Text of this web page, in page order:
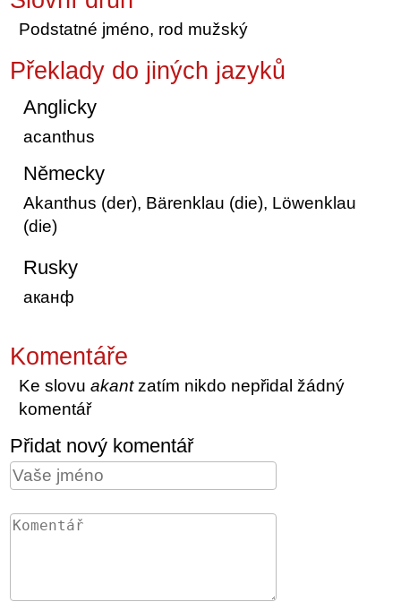
Podstatné jméno, rod mužský
Překlady do jiných jazyků
Anglicky
acanthus
Německy
Akanthus (der), Bärenklau (die), Löwenklau
(die)
Rusky
аканф
Komentáře
Ke slovuakantzatím nikdo nepřidal žádný
komentář
Přidat nový komentář